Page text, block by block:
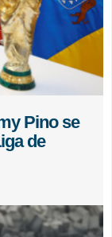
Pino se
de